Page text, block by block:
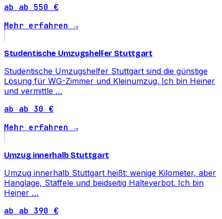
ab ab 550 €
Mehr erfahren →
Studentische Umzugshelfer Stuttgart
Studentische Umzugshelfer Stuttgart sind die günstige
Lösung für WG-Zimmer und Kleinumzug. Ich bin Heiner
und vermittle …
ab ab 30 €
Mehr erfahren →
Umzug innerhalb Stuttgart
Umzug innerhalb Stuttgart heißt: wenige Kilometer, aber
Hanglage, Stäffele und beidseitig Halteverbot. Ich bin
Heiner …
ab ab 390 €